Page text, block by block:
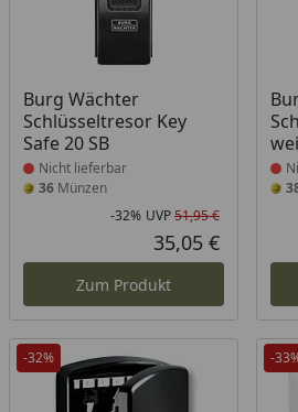
Burg Wächter
Schlüsseltresor Key
Safe 20 SB
Produkt nicht lieferbar
Nicht lieferbar
36 Münzen
Rabatt in
-32% UVP51,95 €
Aktueller
35,05 €
Zum Produkt
-32% -